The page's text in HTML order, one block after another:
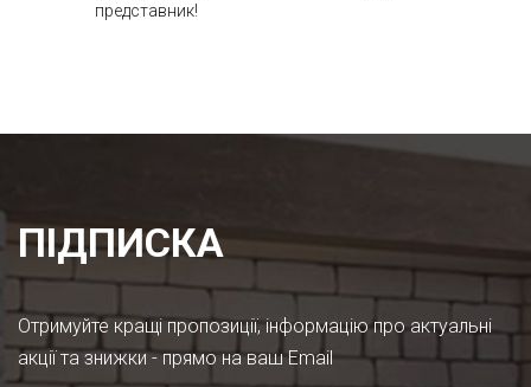
представник!
ПІДПИСКА
Отримуйте кращі пропозиції, інформацію про актуальні
акції та знижки - прямо на ваш Email